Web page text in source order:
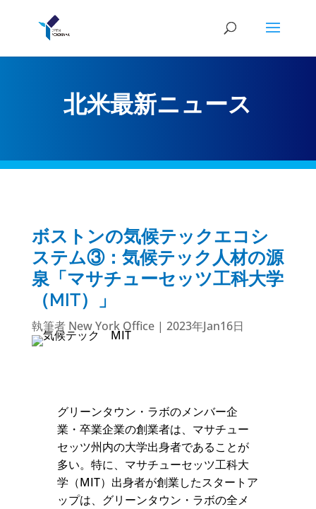
北米最新ニュース
ボストンの気候テックエコシ
ステム③：気候テック人材の源
泉「マサチューセッツ工科大学
（MIT）」
執筆者 New York Office| 2023年Jan16日
グリーンタウン・ラボのメンバー企
業・卒業企業の創業者は、マサチュー
セッツ州内の大学出身者であることが
多い。特に、マサチューセッツ工科大
学（MIT）出身者が創業したスタートア
ップは、グリーンタウン・ラボの全メ